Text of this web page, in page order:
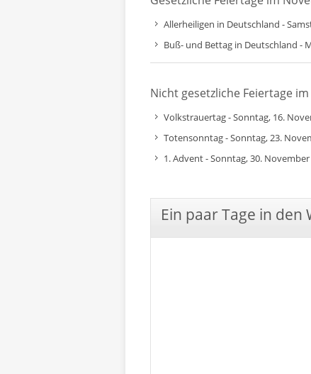
Allerheiligen in Deutschland -
Buß- und Bettag in Deutschland -
Nicht gesetzliche Feiertage
Volkstrauertag - Sonntag, 16.
Totensonntag - Sonntag, 23.
1. Advent - Sonntag, 30. November
Ein paar Tage in den